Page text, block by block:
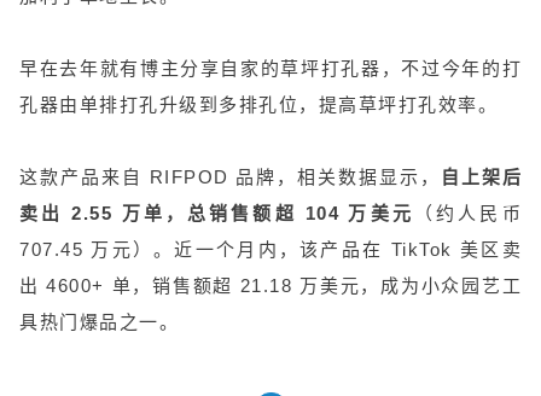
早在去年就有博主分享自家的草坪打孔器，不过今年的打
孔器由单排打孔升级到多排孔位，提高草坪打孔效率。
这款产品来自 RIFPOD 品牌，相关数据显示，
自上架后
卖出 2.55 万单，总销售额超 104 万美元
（约人民币
707.45 万元）。近一个月内，该产品在 TikTok 美区卖
出 4600+ 单，销售额超 21.18 万美元，成为小众园艺工
具热门爆品之一。